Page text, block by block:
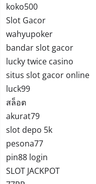
koko500
Slot Gacor
wahyupoker
bandar slot gacor
lucky twice casino
situs slot gacor online
luck99
สล็อต
akurat79
slot depo 5k
pesona77
pin88 login
SLOT JACKPOT